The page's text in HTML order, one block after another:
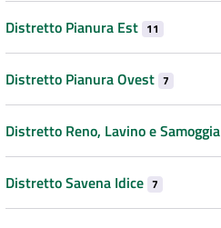
Distretto Pianura Est 11
Distretto Pianura Ovest 7
Distretto Reno, Lavino e Samoggia
Distretto Savena Idice 7